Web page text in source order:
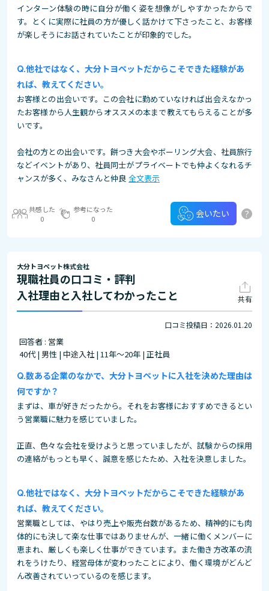
インターン体験の時に自分が働く姿を想像がしやすかったからで
す。とくに実際に社員の方が優しく話かけて下さったこと、お客様
が楽しそうにお話されていたことが印象的でした。
他社ではなく、大分トヨペットだからこそできた経験があ
れば、教えてください。
お客様との出会いです。この会社に勤めていなければ出会えなかっ
たお客様から人生観からオススメの本まで教えてもらえることが多
いです。
会社の方との出会いです。餅つき大会やボーリング大会、社員旅行
などイベントがあり、社員同士がプライベートでも仲よくなれるチ
ャンスが多く、みなさんと仲良 全文表示
共感した
0
参考になった
0
会いたい ?
大分トヨペット株式会社
現職社員の口コミ・評判
入社理由と入社してわかったこと
共有
口コミ投稿日：2026.01.20
回答者 : 営業
40代 | 男性 | 中途入社 | 11年～20年 | 正社員
数ある企業のなかで、大分トヨペットに入社を決めた理由は
何ですか？
まずは、車が好きだったから。それをお客様におすすめできるとい
う営業職に魅力を感じていました。
正直、色々な会社を受けようと思っていましたが、試験からの採用
の連絡がもっとも早く、誠意を感じたため、入社を決意しました。
他社ではなく、大分トヨペットだからこそできた経験があ
れば、教えてください。
営業職としては、やはり売上や販売台数があるため、精神的にも肉
体的にも決して楽な仕事ではありませんが、一緒に働くメンバーに
恵まれ、厳しくも楽しく仕事ができています。また働き方改革の流
れをうけたり、経営母体が変わったことにより、働く環境がどんど
ん改善されていっているのを感じます。